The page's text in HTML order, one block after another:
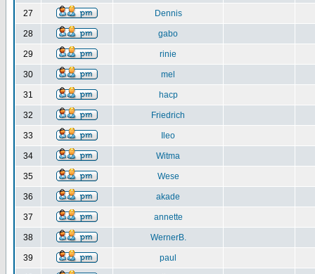
27 Dennis
28 gabo
29 rinie
30 mel
31 hacp
32 Friedrich
33 Ileo
34 Witma
35 Wese
36 akade
37 annette
38 WernerB.
39 paul